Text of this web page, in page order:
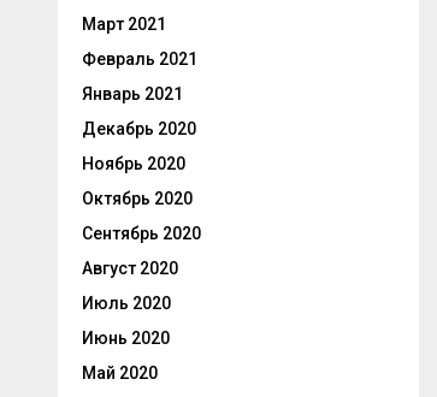
Март 2021
Февраль 2021
Январь 2021
Декабрь 2020
Ноябрь 2020
Октябрь 2020
Сентябрь 2020
Август 2020
Июль 2020
Июнь 2020
Май 2020